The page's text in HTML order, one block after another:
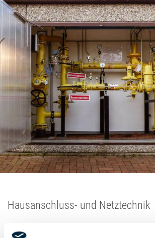
Hausanschluss- und Netztechnik